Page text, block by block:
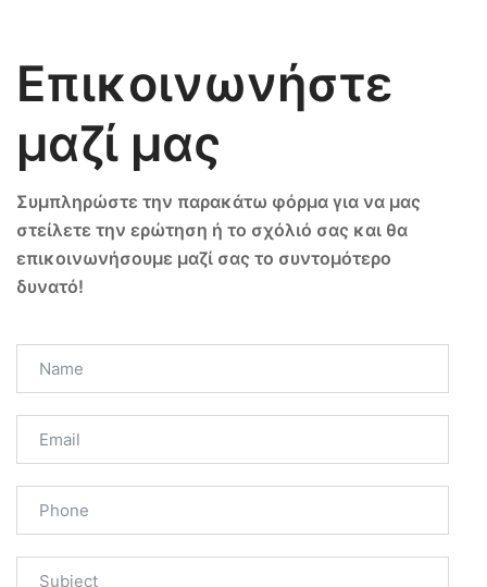
Επικοινωνήστε
μαζί μας
Συμπληρώστε την παρακάτω φόρμα για να μας
στείλετε την ερώτηση ή το σχόλιό σας και θα
επικοινωνήσουμε μαζί σας το συντομότερο
δυνατό!